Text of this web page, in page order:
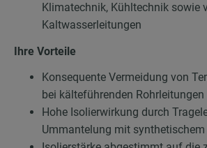
Klimatechnik, Kühltechnik sowie
Kaltwasserleitungen
Ihre Vorteile
Konsequente Vermeidung von
bei kälteführenden Rohrleitungen
Hohe Isolierwirkung durch
Ummantelung mit